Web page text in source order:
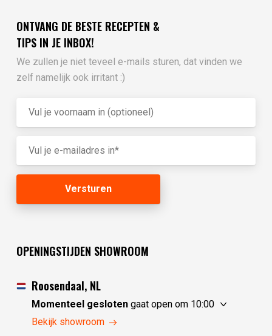
ONTVANG DE BESTE RECEPTEN &
TIPS IN JE INBOX!
We zullen je niet teveel e-mails sturen, dat vinden we
zelf namelijk ook irritant :)
OPENINGSTIJDEN SHOWROOM
Roosendaal, NL
Momenteel geslotengaat open om 10:00
vrijdag
Bekijk showroom